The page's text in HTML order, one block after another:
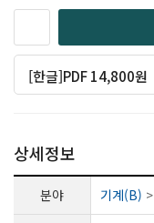
[한글]PDF 14,800원
상세정보
분야 기계(B) >